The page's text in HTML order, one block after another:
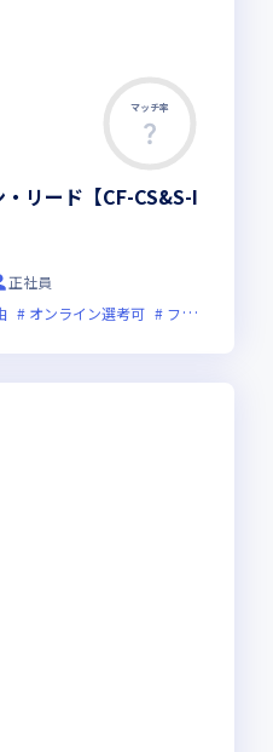
マッチ率
リード【CF-CS&S-I
正社員
オンライン選考可 フレックス制度あり